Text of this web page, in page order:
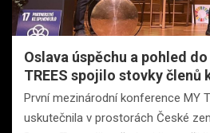
Oslava úspěchu a pohled
TREES spojilo stovky členů
První mezinárodní konference MY
uskutečnila v prostorách České